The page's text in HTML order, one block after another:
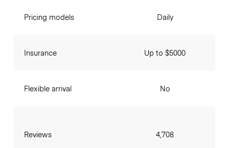
Pricing models
Insurance
Flexible arrival
Reviews
Daily
Up to $5000
No
4,708